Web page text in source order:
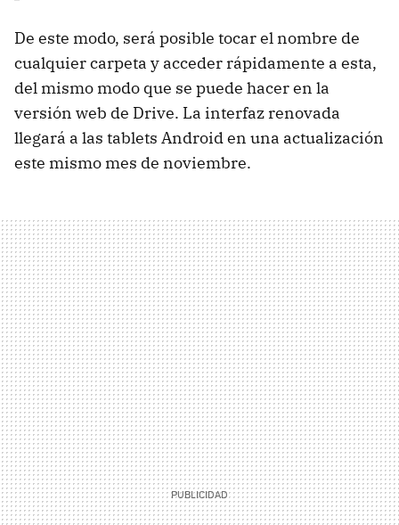
De este modo, será posible tocar el nombre de
cualquier carpeta y acceder rápidamente a esta,
del mismo modo que se puede hacer en la
versión web de Drive. La interfaz renovada
llegará a las tablets Android en una actualización
este mismo mes de noviembre.